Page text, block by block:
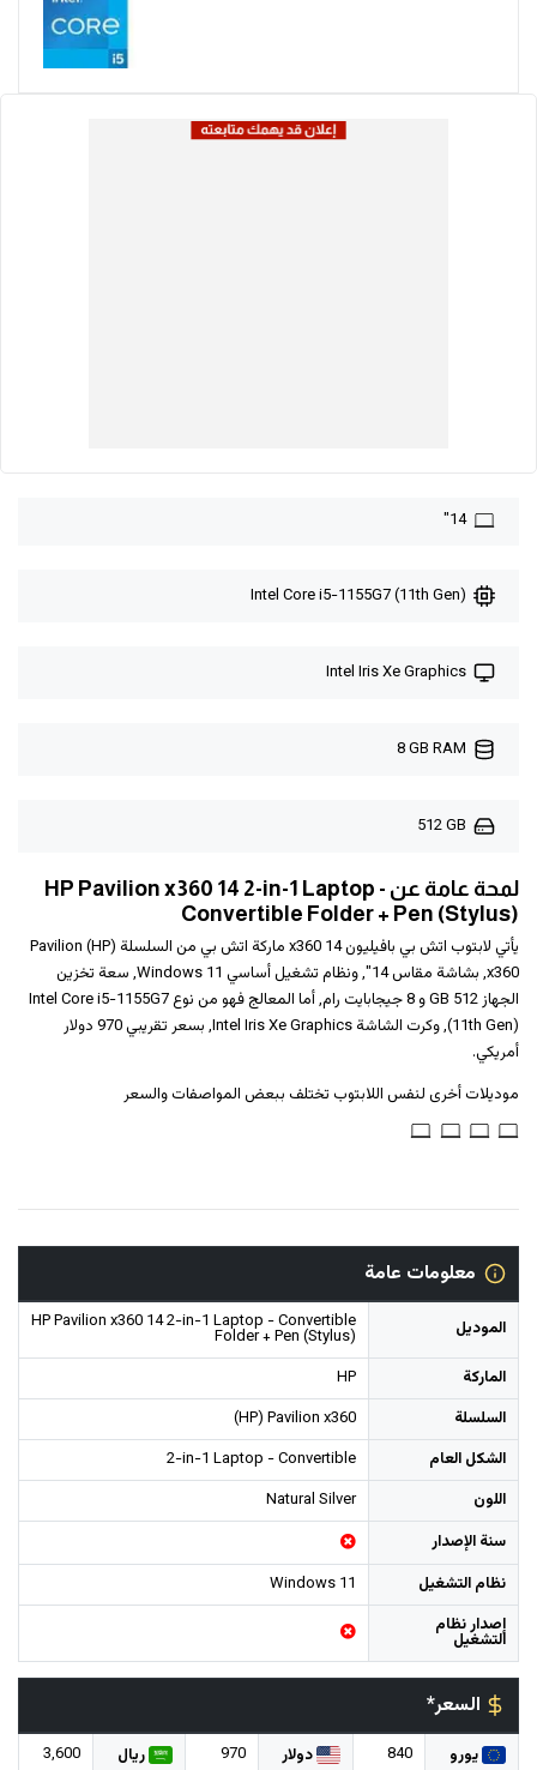
14"
Intel Core i5-1155G7 (11th Gen)
Intel Iris Xe Graphics
8 GB RAM
512 GB
لمحة عامة عن HP Pavilion x360 14 2-in-1 Laptop -
Convertible Folder + Pen (Stylus)
يأتي لابتوب ‎‎اتش بي‎‎ ‎‎بافيليون x360‎‎ ‎14‎‎‎‎ ماركة اتش بي من السلسلة (HP) Pavilion
x360, بشاشة مقاس 14", ونظام تشغيل أساسي Windows 11, سعة تخزين
الجهاز 512 GB و 8 جيجابايت رام, أما المعالج فهو من نوع Intel Core i5-1155G7
(11th Gen), وكرت الشاشة Intel Iris Xe Graphics, بسعر تقريبي 970 دولار
أمريكي.
موديلات أخرى لنفس اللابتوب تختلف ببعض المواصفات والسعر
معلومات عامة
الموديل HP Pavilion x360 14 2-in-1 Laptop - Convertible
Folder + Pen (Stylus)
الماركة
HP
السلسلة
(HP) Pavilion x360
الشكل العام
2-in-1 Laptop - Convertible
اللون
Natural Silver
سنة الإصدار
نظام التشغيل
Windows 11
إصدار نظام
التشغيل
السعر*
يورو 840 دولار 970 ريال
3,600